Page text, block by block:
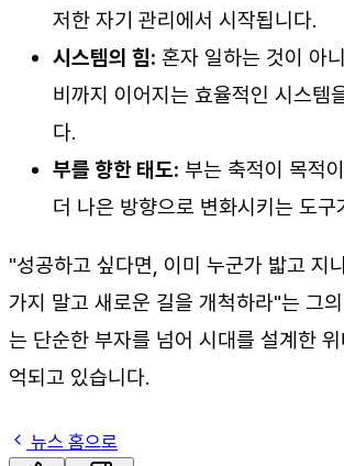
저한 자기 관리에서 시작됩니다.
시스템의 힘: 혼자 일하는 것이 아
비까지 이어지는 효율적인 시스템
다.
부를 향한 태도: 부는 축적이 목적
더 나은 방향으로 변화시키는 도구
"성공하고 싶다면, 이미 누군가 밟고 지
가지 말고 새로운 길을 개척하라"는 그
는 단순한 부자를 넘어 시대를 설계한 위
억되고 있습니다.
뉴스 홈으로